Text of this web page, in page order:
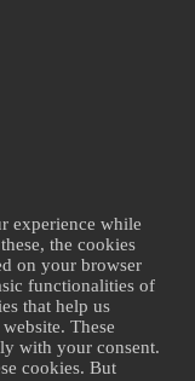
experience while
the cookies
on your browser
functionalities of
that help us
These
with your consent.
cookies. But